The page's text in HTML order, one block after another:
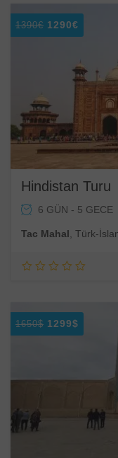
1390€ Orijinal
1290€
1290€.
Hindistan Turu
6 GÜN - 5 GECE
Tac Mahal , Türk-
1650$ Orijinal
1299$